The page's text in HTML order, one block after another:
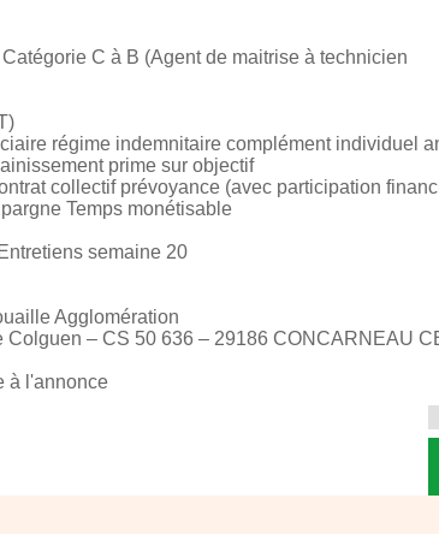
C à B (Agent de maitrise à technicien
régime indemnitaire complément individuel
prime sur objectif
collectif prévoyance (avec participation
Temps monétisable
semaine 20
Agglomération
Colguen – CS 50 636 – 29186 CONCARNEAU
à l'annonce